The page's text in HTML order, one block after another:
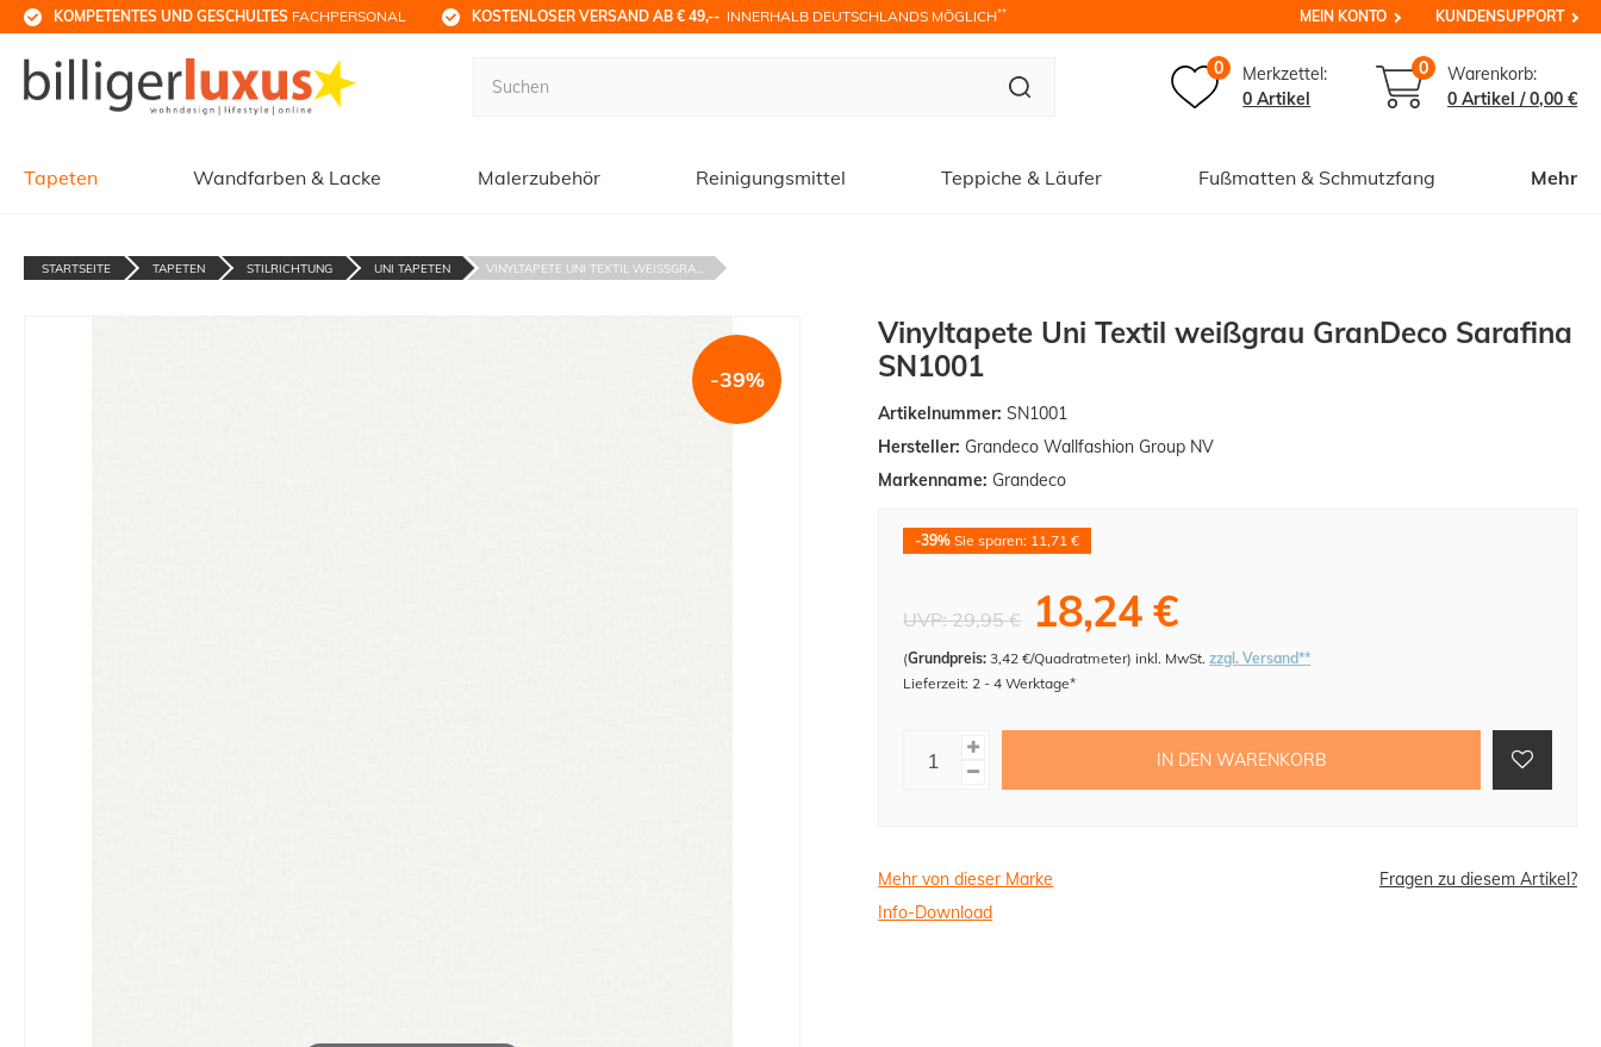
KOMPETENTES UND GESCHULTES FACHPERSONAL KOSTENLOSER VERSAND AB € 49,-- INNERHALB DEUTSCHLANDS MÖGLICH** MEIN KONTO KUNDENSUPPORT
0
Merkzettel:
0 Artikel
0
Warenkorb:
0 Artikel /0,00 €
Tapeten Wandfarben & Lacke Malerzubehör Reinigungsmittel Teppiche & Läufer Fußmatten & Schmutzfang Mehr
STARTSEITE TAPETEN STILRICHTUNG UNI TAPETEN VINYLTAPETE UNI TEXTIL WEISSGRA...
-39%
Vinyltapete Uni Textil weißgrau GranDeco Sarafina
SN1001
Artikelnummer: SN1001
Hersteller: Grandeco Wallfashion Group NV
Markenname: Grandeco
-39% Sie sparen: 11,71 €
UVP:29,95 € 18,24 €
(Grundpreis: 3,42 €/Quadratmeter)inkl. MwSt.zzgl. Versand**
Lieferzeit: 2 - 4 Werktage*
IN DEN WARENKORB
Mehr von dieser Marke
Fragen zu diesem Artikel?
Info-Download